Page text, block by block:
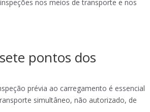
nos meios de transporte e nos
pontos dos
prévia ao carregamento é essencial
simultâneo, não autorizado, de